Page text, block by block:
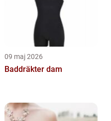
09 maj 2026
Baddräkter dam